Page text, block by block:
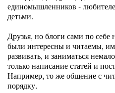
единомышленников -
детьми.
Друзья, но блоги сами по
были интересны и читаемы,
развивать, и заниматься
только написание статей и
Например, то же общение с
порядку.